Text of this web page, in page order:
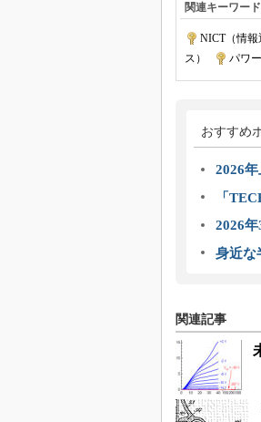
関連キーワード
NICT（情報
ス）
パワ
おすすめ
2026
「
2026
身近な
関連記事